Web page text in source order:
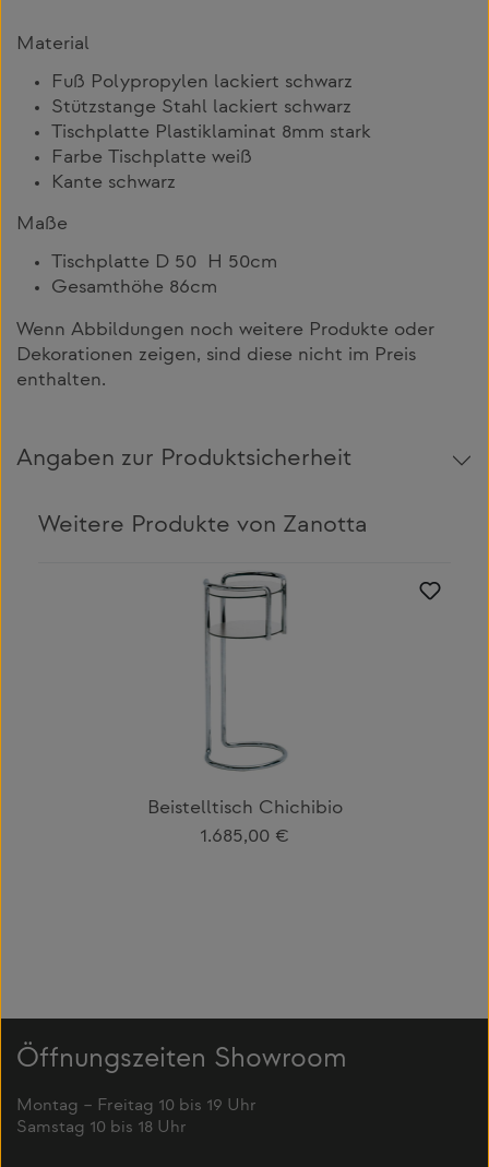
Material
Fuß Polypropylen lackiert schwarz
Stützstange Stahl lackiert schwarz
Tischplatte Plastiklaminat 8mm stark
Farbe Tischplatte weiß
Kante schwarz
Maße
Tischplatte D 50 H 50cm
Gesamthöhe 86cm
Wenn Abbildungen noch weitere Produkte oder
Dekorationen zeigen, sind diese nicht im Preis
enthalten.
Angaben zur Produktsicherheit
Weitere Produkte von Zanotta
Produktgalerie überspringen
Beistelltisch Chichibio
Regulärer Preis:
1.685,00 €
Öffnungszeiten Showroom
Montag – Freitag 10 bis 19 Uhr
Samstag 10 bis 18 Uhr